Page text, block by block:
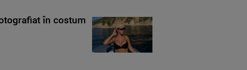
în costum